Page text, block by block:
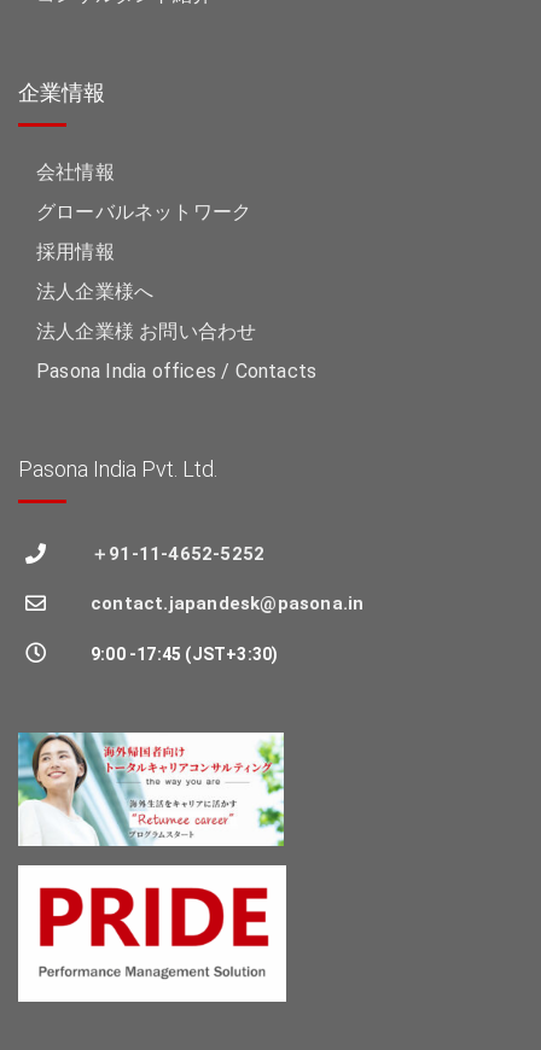
企業情報
会社情報
グローバルネットワーク
採用情報
法人企業様へ
法人企業様 お問い合わせ
Pasona India offices / Contacts
Pasona India Pvt. Ltd.
＋91-11-4652-5252
contact.japandesk@pasona.in
9:00 -17:45 (JST+3:30)